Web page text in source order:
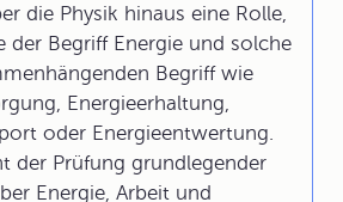
die Physik hinaus eine Rolle,
der Begriff Energie und solche
Begriff wie
Energieerhaltung,
oder Energieentwertung.
der Prüfung grundlegender
Energie, Arbeit und